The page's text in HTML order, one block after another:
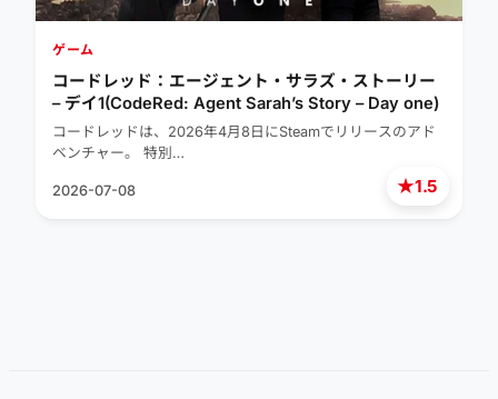
★1.5
ゲーム
コードレッド：エージェント・サラズ・ストーリー
– デイ1(CodeRed: Agent Sarah’s Story – Day one)
コードレッドは、2026年4月8日にSteamでリリースのアド
ベンチャー。 特別…
2026-07-08